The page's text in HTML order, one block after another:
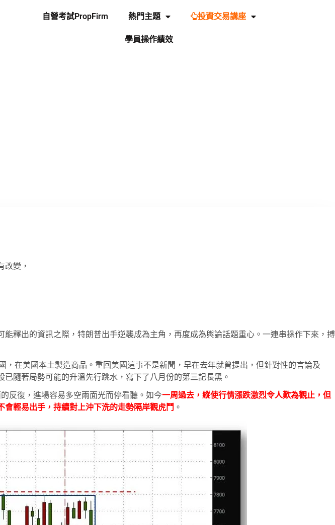
自營考試PropFirm 熱門主題 投資交易講座
學員操作績效
改變，
釋出的資訊之際，特朗普出手逆襲成為主角，再度成為輿論話題重心。一連串操作下來，搏
在美國本土製造商品。重回美國這事不是新聞，早在去年就曾提出，但針對性的言論及
隨著局勢可能的升溫先行跳水，寫下了八月份的第三記長黑。
反復，進場容易多空兩面光而停看聽。如今一周過去，縱使行情漲跌激烈令人歎為觀止，但
輕易出手，持續對上沖下洗的走勢隔岸觀虎鬥 。